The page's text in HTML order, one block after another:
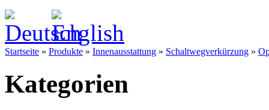
Startseite » Produkte » Innenausstattung » Schaltwegverkürzung »
Kategorien